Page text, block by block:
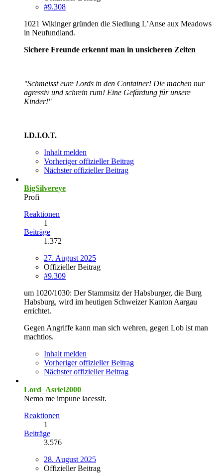
#9.308
1021 Wikinger gründen die Siedlung L’Anse aux Meadows
in Neufundland.
Sichere Freunde erkennt man in unsicheren Zeiten
"Schmeisst eure Lords in den Container! Die machen nur
agressiv und schrein rum! Eine Gefärdung für unsere
Kinder!"
I.D.I.O.T.
Inhalt melden
Vorheriger offizieller Beitrag
Nächster offizieller Beitrag
BigSilvereye
Profi
Reaktionen
1
Beiträge
1.372
27. August 2025
Offizieller Beitrag
#9.309
um 1020/1030: Der Stammsitz der Habsburger, die Burg
Habsburg, wird im heutigen Schweizer Kanton Aargau
errichtet.
Gegen Angriffe kann man sich wehren, gegen Lob ist man
machtlos.
Inhalt melden
Vorheriger offizieller Beitrag
Nächster offizieller Beitrag
Lord_Asriel2000
Nemo me impune lacessit.
Reaktionen
1
Beiträge
3.576
28. August 2025
Offizieller Beitrag